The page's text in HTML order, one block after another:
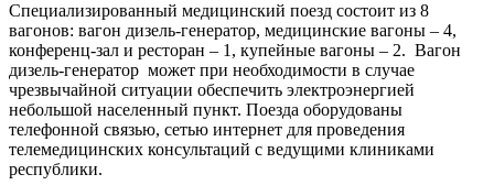
Специализированный медицинский поезд состоит из 8
вагонов: вагон дизель-генератор, медицинские вагоны – 4,
конференц-зал и ресторан – 1, купейные вагоны – 2. Вагон
дизель-генератор может при необходимости в случае
чрезвычайной ситуации обеспечить электроэнергией
небольшой населенный пункт. Поезда оборудованы
телефонной связью, сетью интернет для проведения
телемедицинских консультаций с ведущими клиниками
республики.